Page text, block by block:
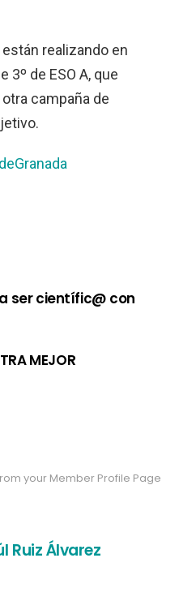
realizando en
3º de ESO A, que
campaña de
ser científic@ con
MEJOR
your Member Profile Page
Ruiz Álvarez